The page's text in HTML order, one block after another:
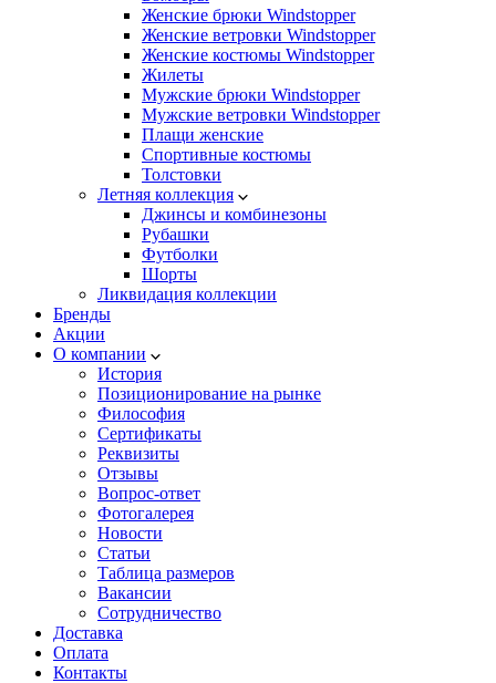
Женские брюки Windstopper
Женские ветровки Windstopper
Женские костюмы Windstopper
Жилеты
Мужские брюки Windstopper
Мужские ветровки Windstopper
Плащи женские
Спортивные костюмы
Толстовки
Летняя коллекция
Джинсы и комбинезоны
Рубашки
Футболки
Шорты
Ликвидация коллекции
Бренды
Акции
О компании
История
Позиционирование на рынке
Философия
Сертификаты
Реквизиты
Отзывы
Вопрос-ответ
Фотогалерея
Новости
Статьи
Таблица размеров
Вакансии
Сотрудничество
Доставка
Оплата
Контакты